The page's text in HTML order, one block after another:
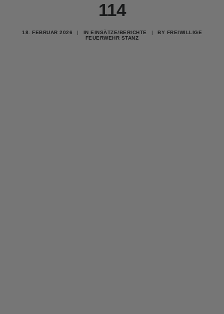
114
18. FEBRUAR 2026 | IN EINSÄTZE/BERICHTE | BY FREIWILLIGE
FEUERWEHR STANZ